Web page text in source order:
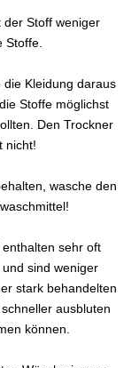
der Stoff weniger
Stoffe.
Kleidung daraus
Stoffe möglichst
Den Trockner
nicht!
wasche den
waschmittel!
sehr oft
sind weniger
stark behandelten
ausbluten
können.